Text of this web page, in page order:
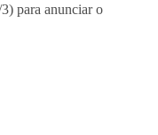
para anunciar o